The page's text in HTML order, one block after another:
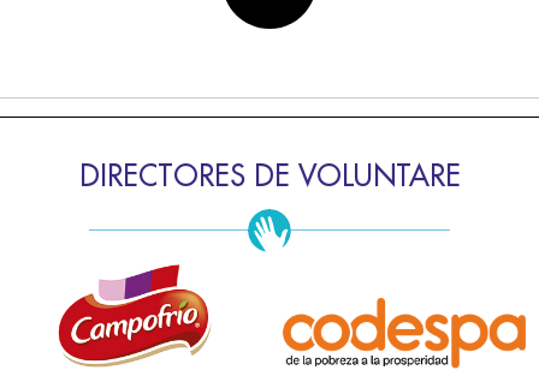
DIRECTORES DE VOLUNTARE